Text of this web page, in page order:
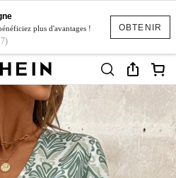
OBTENIR
plus d'avantages !